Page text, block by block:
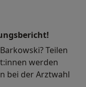
Teilen
werden
bei der Arztwahl